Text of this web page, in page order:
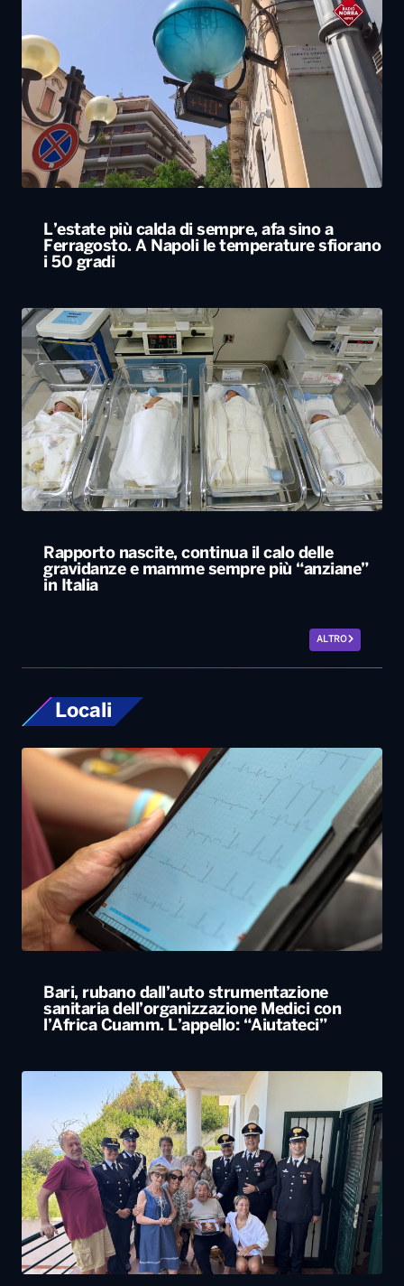
L’estate più calda di sempre, afa sino a
Ferragosto. A Napoli le temperature sfiorano
i 50 gradi
Rapporto nascite, continua il calo delle
gravidanze e mamme sempre più “anziane”
in Italia
ALTRO
Locali
Bari, rubano dall’auto strumentazione
sanitaria dell’organizzazione Medici con
l’Africa Cuamm. L’appello: “Aiutateci”